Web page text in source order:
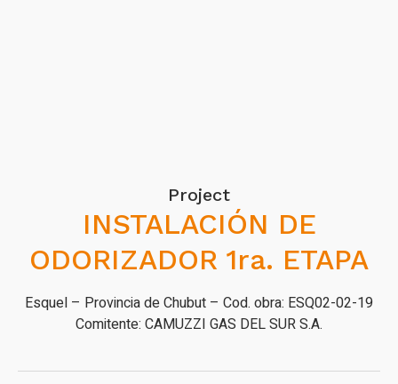
Project
INSTALACIÓN DE
ODORIZADOR 1ra. ETAPA
Esquel – Provincia de Chubut – Cod. obra: ESQ02-02-19
Comitente: CAMUZZI GAS DEL SUR S.A.